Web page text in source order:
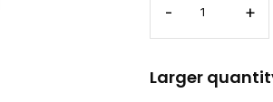
- +
Larger